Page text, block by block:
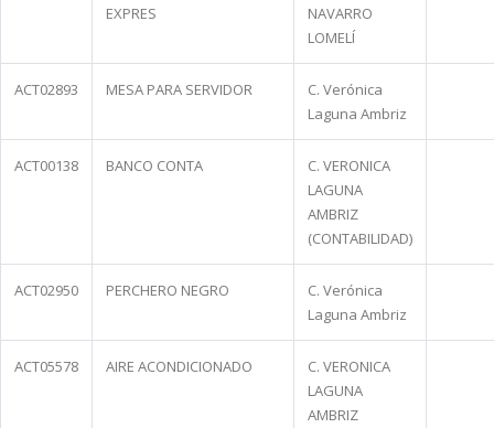
EXPRES
NAVARRO
LOMELÍ
ACT02893 MESA PARA SERVIDOR
C. Verónica
Laguna Ambriz
ACT00138 BANCO CONTA
C. VERONICA
LAGUNA
AMBRIZ
(CONTABILIDAD)
ACT02950 PERCHERO NEGRO
C. Verónica
Laguna Ambriz
ACT05578 AIRE ACONDICIONADO
C. VERONICA
LAGUNA
AMBRIZ